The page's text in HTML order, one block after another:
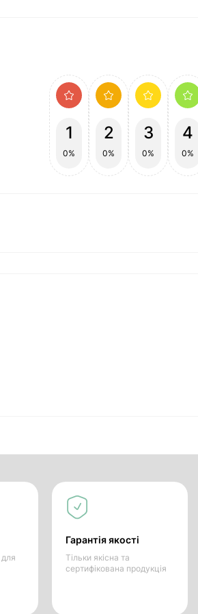
1
0%
2
0%
3
0%
4
0%
для
Гарантія якості
Тільки якісна та
сертифікована продукція